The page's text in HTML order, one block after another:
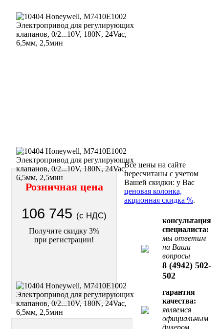
Розничная цена
106 745 (с НДС)
Получите скидку 3%
при регистрации!
Все цены на сайте
пересчитаны с учетом
Вашей скидки: у Вас
ценовая колонка,
акционная скидка %.
консультация
специалиста:
мы ответим
на Ваши
вопросы
8 (4942) 502-
502
гарантия
качества:
являемся
официальным
дилером